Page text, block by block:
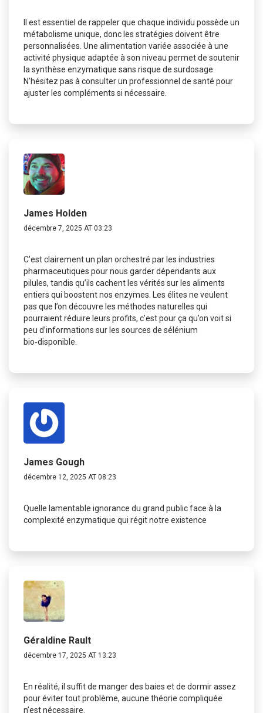
Il est essentiel de rappeler que chaque individu possède un
métabolisme unique, donc les stratégies doivent être
personnalisées. Une alimentation variée associée à une
activité physique adaptée à son niveau permet de soutenir
la synthèse enzymatique sans risque de surdosage.
N’hésitez pas à consulter un professionnel de santé pour
ajuster les compléments si nécessaire.
James Holden
décembre 7, 2025 AT 03:23
C’est clairement un plan orchestré par les industries
pharmaceutiques pour nous garder dépendants aux
pilules, tandis qu’ils cachent les vérités sur les aliments
entiers qui boostent nos enzymes. Les élites ne veulent
pas que l’on découvre les méthodes naturelles qui
pourraient réduire leurs profits, c’est pour ça qu’on voit si
peu d’informations sur les sources de sélénium
bio‑disponible.
James Gough
décembre 12, 2025 AT 08:23
Quelle lamentable ignorance du grand public face à la
complexité enzymatique qui régit notre existence
Géraldine Rault
décembre 17, 2025 AT 13:23
En réalité, il suffit de manger des baies et de dormir assez
pour éviter tout problème, aucune théorie compliquée
n’est nécessaire.